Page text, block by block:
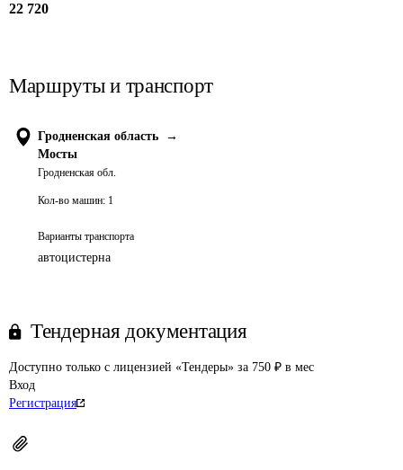
22 720
Маршруты и транспорт
Гродненская область
→
Мосты
Гродненская обл.
Кол-во машин: 1
Варианты транспорта
автоцистерна
Тендерная документация
Доступно только с лицензией «Тендеры» за 750 ₽ в мес
Вход
Регистрация